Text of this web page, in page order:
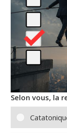
Selon vous, la